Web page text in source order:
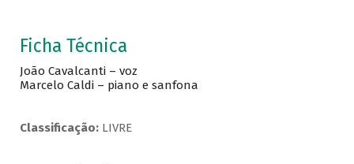
Ficha Técnica
João Cavalcanti – voz
Marcelo Caldi – piano e sanfona
Classificação: LIVRE